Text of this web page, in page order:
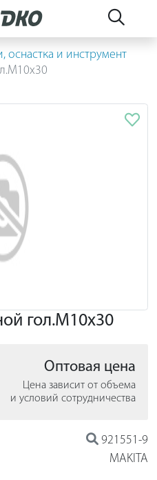
оснастка и инструмент
гол.M10х30
Оптовая цена
Цена зависит от объема
и условий сотрудничества
921551-9
MAKITA